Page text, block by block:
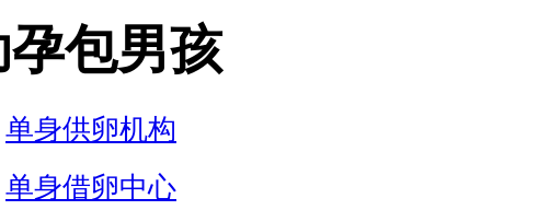
包男孩
单身供卵机构
单身借卵中心